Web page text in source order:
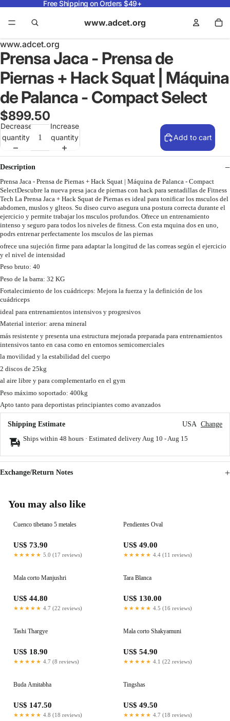
Free Shipping on Orders $49+
www.adcet.org
www.adcet.org
Prensa Jaca - Prensa de
Piernas + Hack Squat | Máquina
de Palanca - Compact Select
$899.50
Decrease
quantity
Increase
quantity
Add to cart
Description
Prensa Jaca - Prensa de Piernas + Hack Squat | Máquina de Palanca - Compact
SelectDescubre la nueva presa jaca de piernas con hack para sentadillas de Fitness
Tech La Prensa Jaca + Hack Squat de Piernas es ideal para tonificar los msculos del
abdomen, muslos y glteos. Su diseo curvo asegura una postura correcta durante el
ejercicio y permite trabajar los msculos profundos. Ofrece un entrenamiento
intenso y seguro para todos los niveles de fitness. Con esta mquina dos en uno,
podrs entrenar perfectamente los msculos de las piernas
ofrece una sujeción firme para adaptar la longitud de las correas según el ejercicio
y el nivel de intensidad
Peso bruto: 40
Peso de la barra: 32 KG
Fortalecimiento de los cuádriceps: Mejora la fuerza y la definición de los
cuádriceps
ideal para entrenamientos intensivos y progresivos
Material interior: arena mineral
más resistente y presenta una estructura mejorada preparada para entrenamientos
intensivos tanto en casa como en entornos semicomerciales
la movilidad y la estabilidad del cuerpo
2 discos de 25kg
al aire libre y para complementarlo en el gym
Peso máximo soportado: 400kg
Apto tanto para deportistas principiantes como avanzados
Shipping Estimate USA Change
Ships within 48 hours · Estimated delivery Aug 10 - Aug 15
Exchange/Return Notes
You may also like
Cuenco tibetano 5 metales
US$ 73.90
★★★★★ 5.0 (17 reviews)
Pendientes Oval
US$ 49.00
★★★★★ 4.4 (11 reviews)
Mala corto Manjushri
US$ 44.80
★★★★★ 4.7 (22 reviews)
Tara Blanca
US$ 130.00
★★★★★ 4.5 (16 reviews)
Tashi Thargye
US$ 18.90
★★★★★ 4.7 (8 reviews)
Mala corto Shakyamuni
US$ 54.90
★★★★★ 4.1 (22 reviews)
Buda Amitabha
US$ 147.50
★★★★★ 4.8 (18 reviews)
Tingshas
US$ 49.50
★★★★★ 4.7 (18 reviews)